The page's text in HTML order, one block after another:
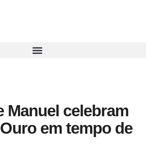
Manuel celebram
em tempo de